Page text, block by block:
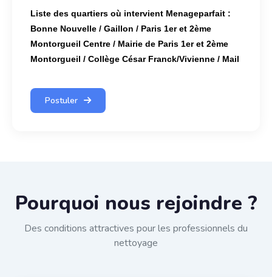
Liste des quartiers où intervient Menageparfait :
Bonne Nouvelle / Gaillon / Paris 1er et 2ème
Montorgueil Centre / Mairie de Paris 1er et 2ème
Montorgueil / Collège César Franck/Vivienne / Mail
Postuler
Pourquoi nous rejoindre ?
Des conditions attractives pour les professionnels du
nettoyage